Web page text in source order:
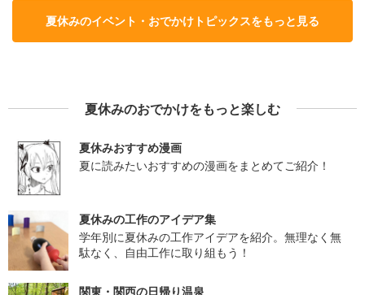
夏休みのイベント・おでかけトピックスをもっと見る
夏休みのおでかけをもっと楽しむ
夏休みおすすめ漫画
夏に読みたいおすすめの漫画をまとめてご紹介！
夏休みの工作のアイデア集
学年別に夏休みの工作アイデアを紹介。無理なく無
駄なく、自由工作に取り組もう！
関東・関西の日帰り温泉